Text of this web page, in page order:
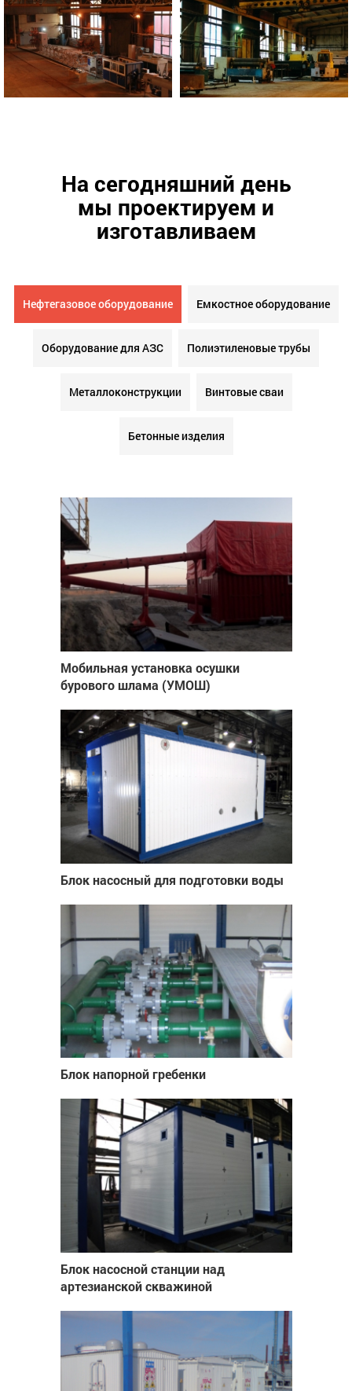
На сегодняшний день
мы проектируем и
изготавливаем
Нефтегазовое оборудование Емкостное оборудование
Оборудование для АЗС Полиэтиленовые трубы
Металлоконструкции Винтовые сваи
Бетонные изделия
Мобильная установка осушки
бурового шлама (УМОШ)
Блок насосный для подготовки воды
Блок напорной гребенки
Блок насосной станции над
артезианской скважиной